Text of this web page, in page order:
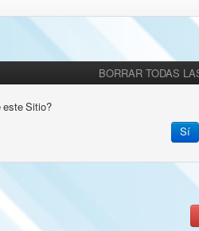
BORRAR TODAS
este Sitio?